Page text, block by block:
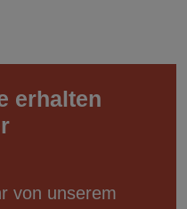
erhalten
von unserem